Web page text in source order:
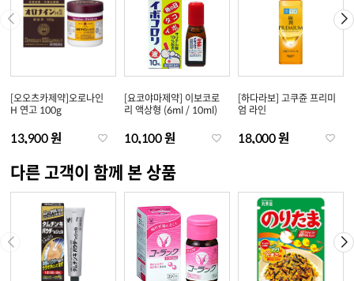
[오오츠카제약]오로나인
H 연고 100g
13,900 원
[요코야마제약] 이보코로
리 액상형 (6ml / 10ml)
10,100 원
[하다라보] 고쿠쥰 프리미
엄 라인
18,000 원
다른 고객이 함께 본 상품